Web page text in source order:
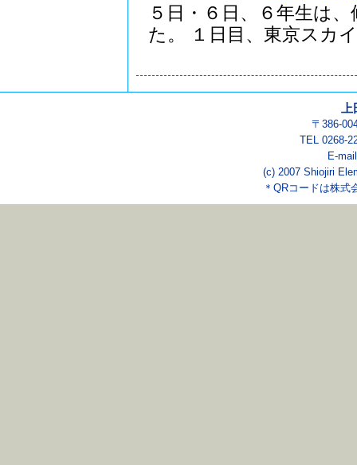
５日・６日、６年生は
た。 １日目、東京スカ
〒386-
TEL 0268-
E-
(c) 2007 Shiojiri
＊QRコードは株式